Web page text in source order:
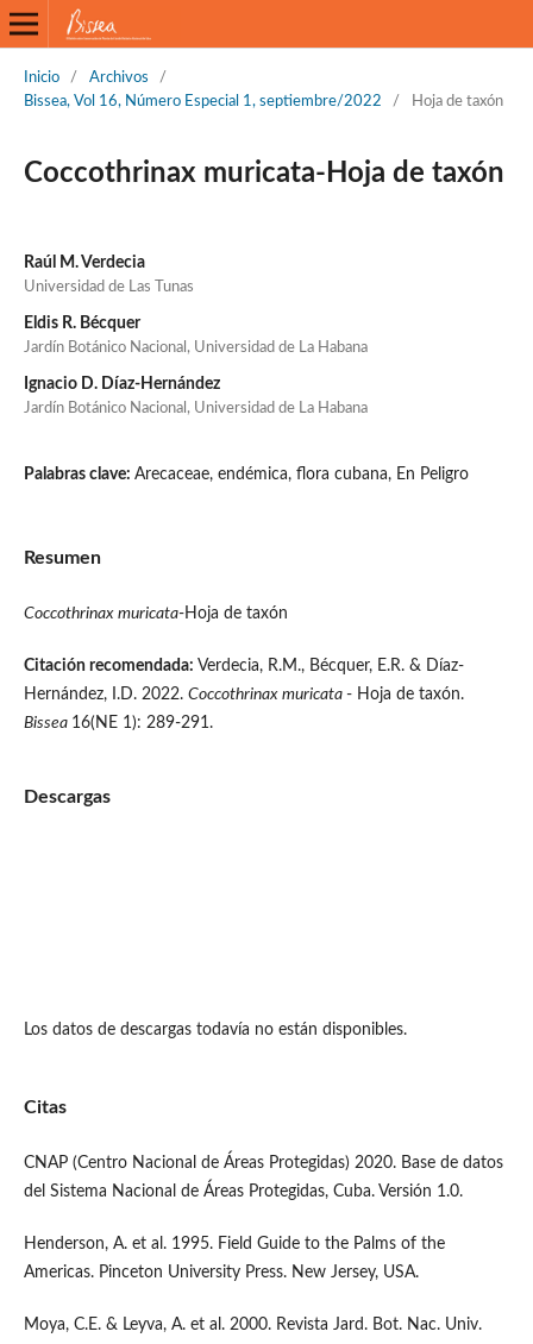
Inicio / Archivos
/
Bissea, Vol 16, Número Especial 1, septiembre/2022
/ Hoja de taxón
Coccothrinax muricata-Hoja de taxón
Raúl M. Verdecia
Universidad de Las Tunas
Eldis R. Bécquer
Jardín Botánico Nacional, Universidad de La Habana
Ignacio D. Díaz-Hernández
Jardín Botánico Nacional, Universidad de La Habana
Palabras clave: Arecaceae, endémica, flora cubana, En Peligro
Resumen
Coccothrinax muricata-Hoja de taxón
Citación recomendada: Verdecia, R.M., Bécquer, E.R. & Díaz-
Hernández, I.D. 2022. Coccothrinax muricata - Hoja de taxón.
Bissea 16(NE 1): 289-291.
Descargas
Los datos de descargas todavía no están disponibles.
Citas
CNAP (Centro Nacional de Áreas Protegidas) 2020. Base de datos
del Sistema Nacional de Áreas Protegidas, Cuba. Versión 1.0.
Henderson, A. et al. 1995. Field Guide to the Palms of the
Americas. Pinceton University Press. New Jersey, USA.
Moya, C.E. & Leyva, A. et al. 2000. Revista Jard. Bot. Nac. Univ.